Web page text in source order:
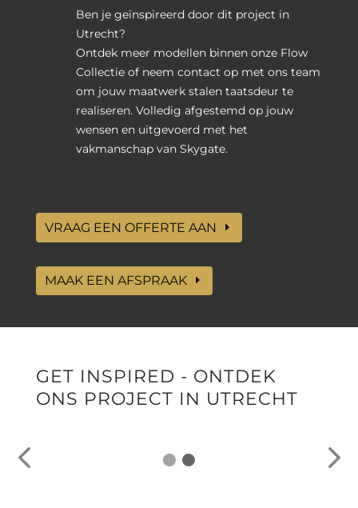
Ben je geïnspireerd door dit project in
Utrecht?
Ontdek meer modellen binnen onze Flow
Collectie of neem contact op met ons team
om jouw maatwerk stalen taatsdeur te
realiseren. Volledig afgestemd op jouw
wensen en uitgevoerd met het
vakmanschap van Skygate.
VRAAG EEN OFFERTE AAN
MAAK EEN AFSPRAAK
GET INSPIRED - ONTDEK
ONS PROJECT IN UTRECHT